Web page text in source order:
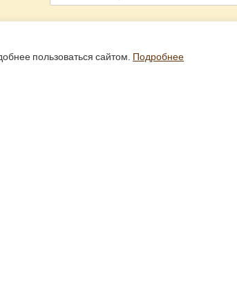
пользоваться сайтом. Подробнее